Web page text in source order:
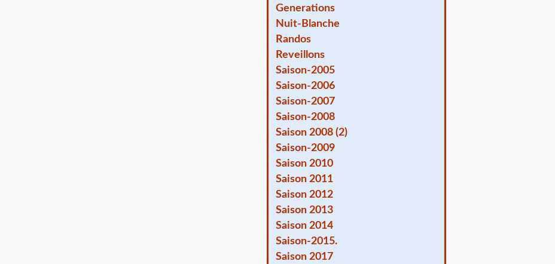
Generations
Nuit-Blanche
Randos
Reveillons
Saison-2005
Saison-2006
Saison-2007
Saison-2008
Saison 2008 (2)
Saison-2009
Saison 2010
Saison 2011
Saison 2012
Saison 2013
Saison 2014
Saison-2015.
Saison 2017